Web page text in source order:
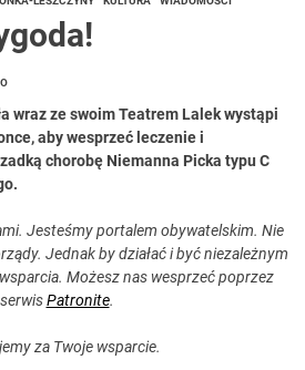
wraz ze swoim Teatrem Lalek wystąpi
aby wesprzeć leczenie i
chorobę Niemanna Picka typu C
Jesteśmy portalem obywatelskim. Nie
Jednak by działać i być niezależnym
Możesz nas wesprzeć poprzez
serwisPatronite.
za Twoje wsparcie.